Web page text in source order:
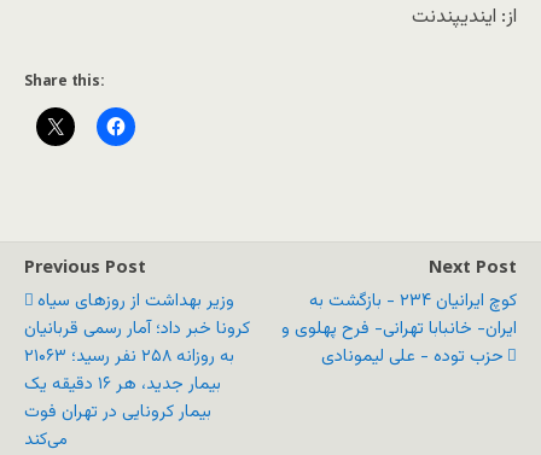
از: ایندیپندنت
Share this:
Previous Post
وزیر بهداشت از روزهای سیاه
کرونا خبر داد؛ آمار رسمی قربانیان
به روزانه ۲۵۸ نفر رسید؛ ۲۱۰۶۳
بیمار جدید، هر ۱۶ دقیقه یک
بیمار کرونایی در تهران فوت
می‌کند
Next Post
کوچ ایرانیان ۲۳۴ - بازگشت به
ایران- خانبابا تهرانی- فرح پهلوی و
حزب توده - علی لیمونادی